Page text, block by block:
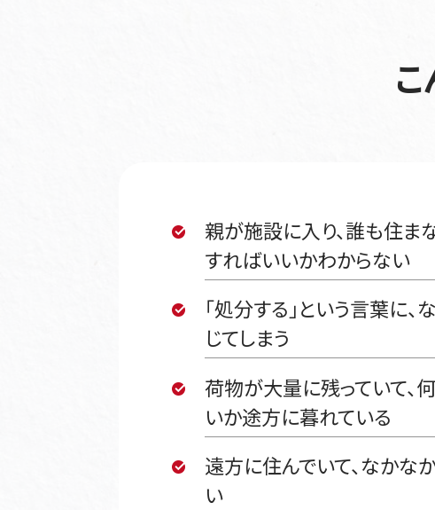
親が施設に入り、誰も住ま
すればいいかわからない
「処分する」という言葉に
じてしまう
荷物が大量に残っていて、
いか途方に暮れている
遠方に住んでいて、なかな
い